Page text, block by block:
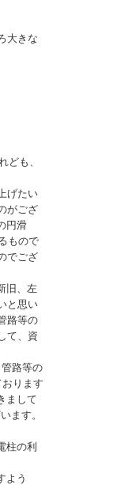
大きな
ども、
げたい
がござ
円滑
もので
でござ
旧、左
と思い
路等の
て、資
路等の
ります
まして
ます。
柱の利
よう